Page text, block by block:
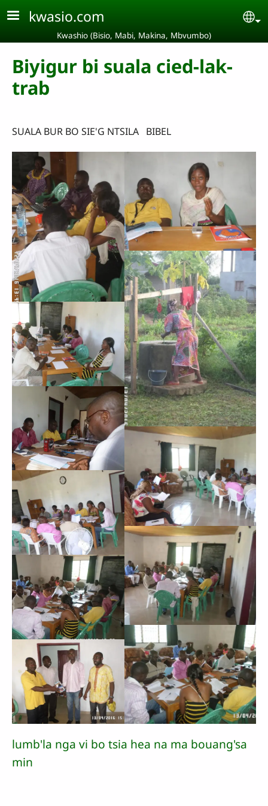
Aller au contenu principal
kwasio.com
Kwashio (Bisio, Mabi, Makina, Mbvumbo)
Biyigur bi suala cied-lak-
trab
SUALA BUR BO SIE'G NTSILA BIBEL
lumb'la nga vi bo tsia hea na ma bouang'sa
min